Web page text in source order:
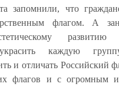
запомнили, что
флагом. А
развитию
каждую
и отличать Российский
флагов и с огромным